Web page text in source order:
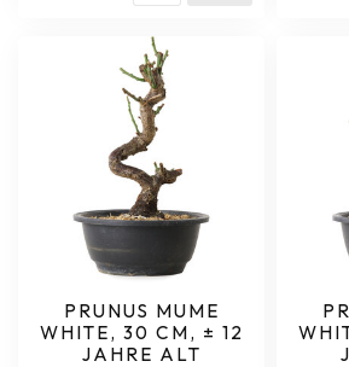
PRUNUS MUME
WHITE, 30 CM, ± 12
JAHRE ALT